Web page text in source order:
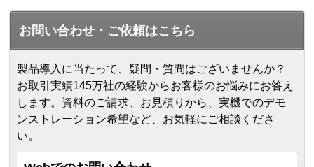
お問い合わせ・ご依頼はこちら
製品導入に当たって、疑問・質問はございませんか？
お取引実績145万社の経験からお客様のお悩みにお答え
します。 資料のご請求、お見積りから、実機でのデモ
ンストレーション希望など、お気軽にご相談くださ
い。